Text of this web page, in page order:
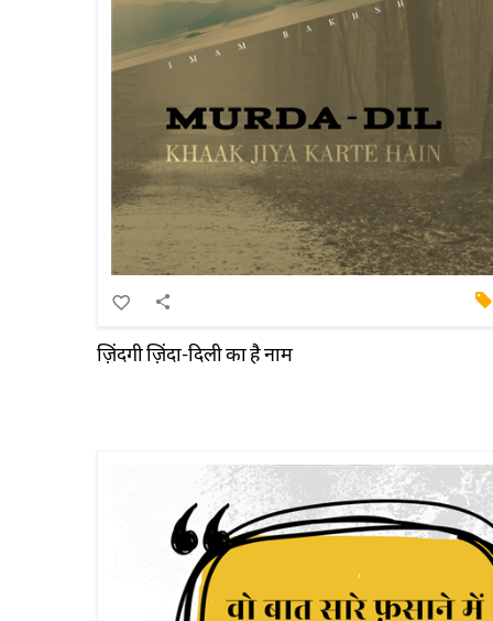
ज़िंदगी ज़िंदा-दिली का है नाम